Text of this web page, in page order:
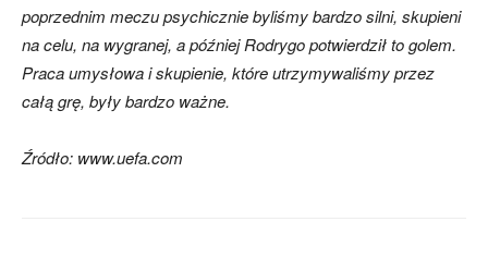
poprzednim meczu psychicznie byliśmy bardzo silni, skupieni
na celu, na wygranej, a późniejRodrygo potwierdził to golem.
Praca umysłowa i skupienie, które utrzymywaliśmy przez
całą grę, były bardzo ważne.
Źródło: www.uefa.com